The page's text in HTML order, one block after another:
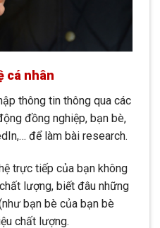
cá nhân
thông tin thông qua các
đồng nghiệp, bạn bè,
để làm bài research.
trực tiếp của bạn không
lượng, biết đâu những
bạn bè của bạn bè
chất lượng.